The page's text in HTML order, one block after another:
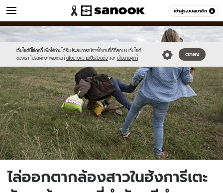
เข้าสู่ระบบสมาชิก
ข่าว หมวดอื่นๆ
เว็บไซต์นี้ใช้คุกกี้ เพื่อให้ท่านได้รับประสบการณ์การใช้งานที่ดีที่สุดบน เว็บไซต์
ของเรา โปรดศึกษาเพิ่มเติมที่ นโยบายความเป็นส่วนตัว และ นโยบายคุกกี้
ตกลง
Sanook
//s.isanook.com/sr/0/images/logo-
new-
sanook.png
600
60
//s.isanook.com/ns/0/ud/372/1862558/4.jpg
ไล่ออกตากล้องสาวในฮังการีเตะ